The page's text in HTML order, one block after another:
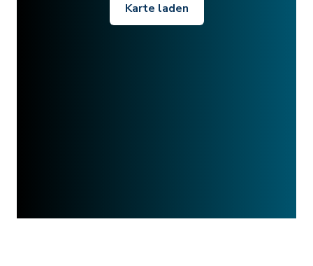
Karte laden